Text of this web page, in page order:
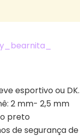
esportivo ou DK.
2 mm- 2,5 mm
preto
de segurança